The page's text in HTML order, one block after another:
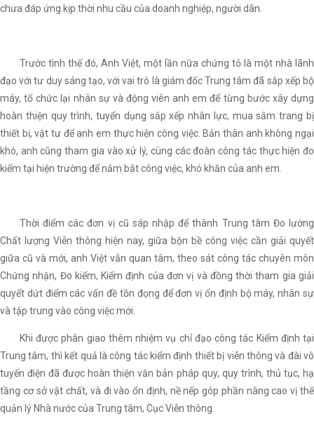
chưa đáp ứng kịp thời nhu cầu của doanh nghiệp, người dân.
Trước tình thế đó, Anh Việt, một lần nữa chứng tỏ là một nhà lãnh
đạo với tư duy sáng tạo, với vai trò là giám đốc Trung tâm đã sắp xếp bộ
máy, tổ chức lại nhân sự và động viên anh em để từng bước xây dựng
hoàn thiện quy trình, tuyển dụng sắp xếp nhân lực, mua sắm trang bị
thiết bị, vật tư để anh em thực hiện công việc. Bản thân anh không ngại
khó, anh cũng tham gia vào xử lý, cùng các đoàn công tác thực hiện đo
kiểm tại hiện trường để nắm bắt công việc, khó khăn của anh em.
Thời điểm các đơn vị cũ sáp nhập để thành Trung tâm Đo lường
Chất lượng Viễn thông hiện nay, giữa bộn bề công việc cần giải quyết
giữa cũ và mới, anh Việt vẫn quan tâm, theo sát công tác chuyên môn
Chứng nhận, Đo kiểm, Kiểm định của đơn vị và đồng thời tham gia giải
quyết dứt điểm các vấn đề tồn đọng để đơn vị ổn định bộ máy, nhân sự
và tập trung vào công việc mới.
Khi được phân giao thêm nhiệm vụ chỉ đạo công tác Kiểm định tại
Trung tâm, thì kết quả là công tác kiểm định thiết bị viễn thông và đài vô
tuyến điện đã được hoàn thiện văn bản pháp quy, quy trình, thủ tục, hạ
tầng cơ sở vật chất, và đi vào ổn định, nề nếp góp phần nâng cao vị thế
quản lý Nhà nước của Trung tâm, Cục Viễn thông.